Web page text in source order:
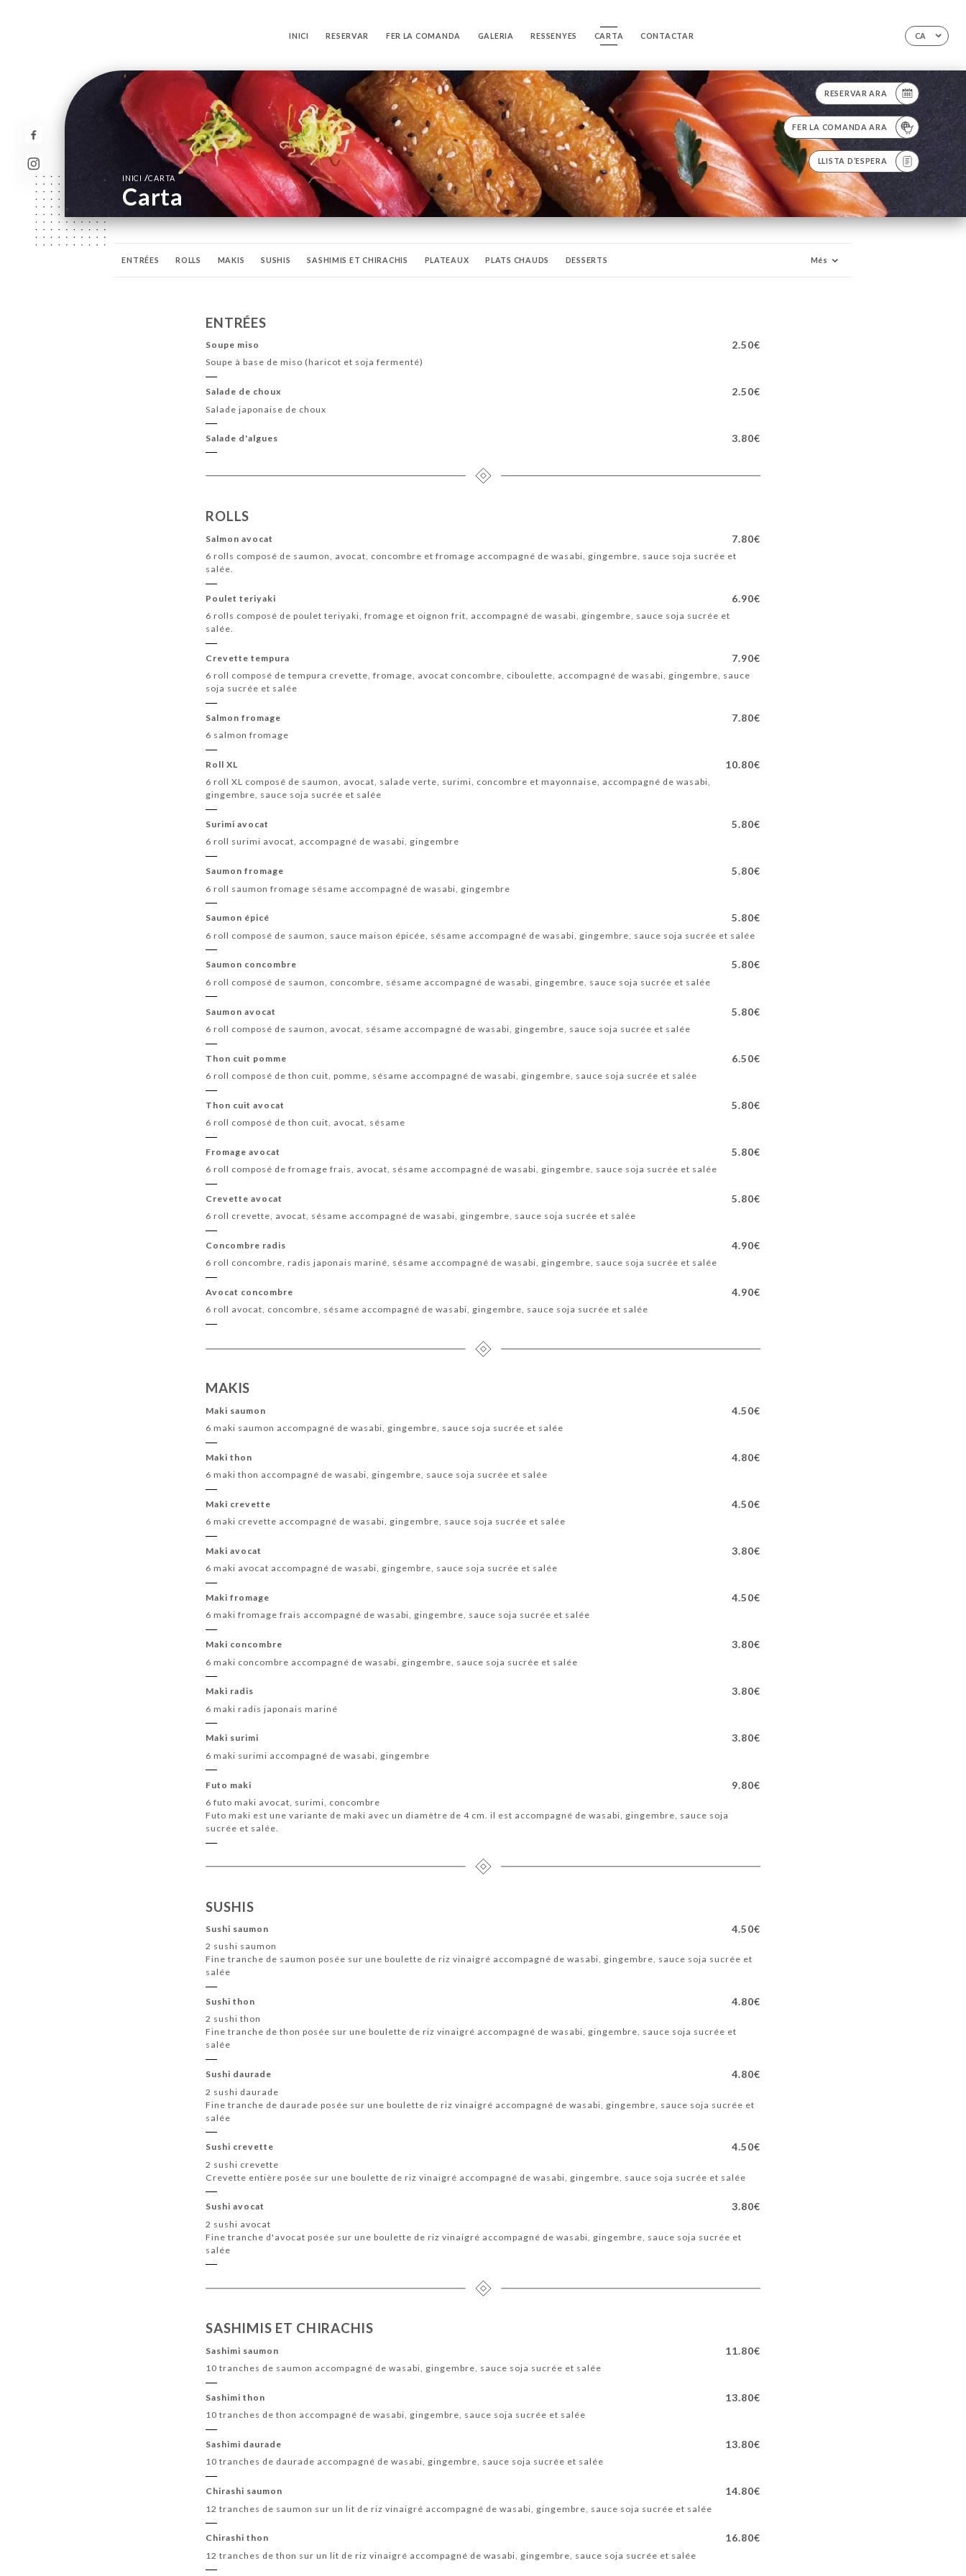
CA
INICI RESERVAR FER LA COMANDA GALERIA RESSENYES CARTA CONTACTAR
RESERVAR ARA
FER LA COMANDA ARA
LLISTA D’ESPERA
INICI /CARTA
Carta
ENTRÉES ROLLS MAKIS SUSHIS SASHIMIS ET CHIRACHIS PLATEAUX PLATS CHAUDS DESSERTS Més
ENTRÉES
Soupe miso 2.50€
Soupe à base de miso (haricot et soja fermenté)
Salade de choux 2.50€
Salade japonaise de choux
Salade d'algues 3.80€
ROLLS
Salmon avocat 7.80€
6 rolls composé de saumon, avocat, concombre et fromage accompagné de wasabi, gingembre, sauce soja sucrée et
salée.
Poulet teriyaki 6.90€
6 rolls composé de poulet teriyaki, fromage et oignon frit, accompagné de wasabi, gingembre, sauce soja sucrée et
salée.
Crevette tempura 7.90€
6 roll composé de tempura crevette, fromage, avocat concombre, ciboulette, accompagné de wasabi, gingembre, sauce
soja sucrée et salée
Salmon fromage 7.80€
6 salmon fromage
Roll XL 10.80€
6 roll XL composé de saumon, avocat, salade verte, surimi, concombre et mayonnaise, accompagné de wasabi,
gingembre, sauce soja sucrée et salée
Surimi avocat 5.80€
6 roll surimi avocat, accompagné de wasabi, gingembre
Saumon fromage 5.80€
6 roll saumon fromage sésame accompagné de wasabi, gingembre
Saumon épicé 5.80€
6 roll composé de saumon, sauce maison épicée, sésame accompagné de wasabi, gingembre, sauce soja sucrée et salée
Saumon concombre 5.80€
6 roll composé de saumon, concombre, sésame accompagné de wasabi, gingembre, sauce soja sucrée et salée
Saumon avocat 5.80€
6 roll composé de saumon, avocat, sésame accompagné de wasabi, gingembre, sauce soja sucrée et salée
Thon cuit pomme 6.50€
6 roll composé de thon cuit, pomme, sésame accompagné de wasabi, gingembre, sauce soja sucrée et salée
Thon cuit avocat 5.80€
6 roll composé de thon cuit, avocat, sésame
Fromage avocat 5.80€
6 roll composé de fromage frais, avocat, sésame accompagné de wasabi, gingembre, sauce soja sucrée et salée
Crevette avocat 5.80€
6 roll crevette, avocat, sésame accompagné de wasabi, gingembre, sauce soja sucrée et salée
Concombre radis 4.90€
6 roll concombre, radis japonais mariné, sésame accompagné de wasabi, gingembre, sauce soja sucrée et salée
Avocat concombre 4.90€
6 roll avocat, concombre, sésame accompagné de wasabi, gingembre, sauce soja sucrée et salée
MAKIS
Maki saumon 4.50€
6 maki saumon accompagné de wasabi, gingembre, sauce soja sucrée et salée
Maki thon 4.80€
6 maki thon accompagné de wasabi, gingembre, sauce soja sucrée et salée
Maki crevette 4.50€
6 maki crevette accompagné de wasabi, gingembre, sauce soja sucrée et salée
Maki avocat 3.80€
6 maki avocat accompagné de wasabi, gingembre, sauce soja sucrée et salée
Maki fromage 4.50€
6 maki fromage frais accompagné de wasabi, gingembre, sauce soja sucrée et salée
Maki concombre 3.80€
6 maki concombre accompagné de wasabi, gingembre, sauce soja sucrée et salée
Maki radis 3.80€
6 maki radis japonais mariné
Maki surimi 3.80€
6 maki surimi accompagné de wasabi, gingembre
Futo maki 9.80€
6 futo maki avocat, surimi, concombre
Futo maki est une variante de maki avec un diamètre de 4 cm. il est accompagné de wasabi, gingembre, sauce soja
sucrée et salée.
SUSHIS
Sushi saumon 4.50€
2 sushi saumon
Fine tranche de saumon posée sur une boulette de riz vinaigré accompagné de wasabi, gingembre, sauce soja sucrée et
salée
Sushi thon 4.80€
2 sushi thon
Fine tranche de thon posée sur une boulette de riz vinaigré accompagné de wasabi, gingembre, sauce soja sucrée et
salée
Sushi daurade 4.80€
2 sushi daurade
Fine tranche de daurade posée sur une boulette de riz vinaigré accompagné de wasabi, gingembre, sauce soja sucrée et
salée
Sushi crevette 4.50€
2 sushi crevette
Crevette entière posée sur une boulette de riz vinaigré accompagné de wasabi, gingembre, sauce soja sucrée et salée
Sushi avocat 3.80€
2 sushi avocat
Fine tranche d'avocat posée sur une boulette de riz vinaigré accompagné de wasabi, gingembre, sauce soja sucrée et
salée
SASHIMIS ET CHIRACHIS
Sashimi saumon 11.80€
10 tranches de saumon accompagné de wasabi, gingembre, sauce soja sucrée et salée
Sashimi thon 13.80€
10 tranches de thon accompagné de wasabi, gingembre, sauce soja sucrée et salée
Sashimi daurade 13.80€
10 tranches de daurade accompagné de wasabi, gingembre, sauce soja sucrée et salée
Chirashi saumon 14.80€
12 tranches de saumon sur un lit de riz vinaigré accompagné de wasabi, gingembre, sauce soja sucrée et salée
Chirashi thon 16.80€
12 tranches de thon sur un lit de riz vinaigré accompagné de wasabi, gingembre, sauce soja sucrée et salée